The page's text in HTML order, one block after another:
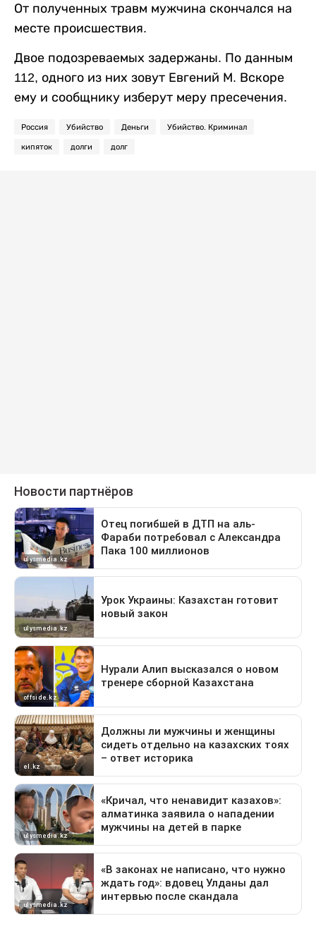
От полученных травм мужчина скончался на
месте происшествия.
Двое подозреваемых задержаны. По данным
112, одного из них зовут Евгений М. Вскоре
ему и сообщнику изберут меру пресечения.
Россия Убийство Деньги Убийство. Криминал
кипяток долги долг